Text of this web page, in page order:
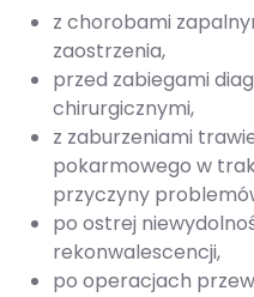
z chorobami
zaostrzenia,
przed zabiegami
chirurgicznymi,
z zaburzeniami
pokarmowego w
przyczyny
po ostrej
rekonwalescencji,
po operacjach